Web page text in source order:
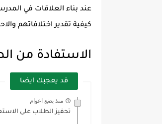
عند بناء العلاقات في
كيفية تقدير اختلافاتهم
الاستفادة من
قد يعجبك ايضا
منذ بضع اعوام
تحفيز الطلاب على